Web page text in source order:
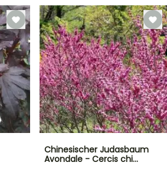
Chinesischer Judasbaum
Avondale - Cercis chi…